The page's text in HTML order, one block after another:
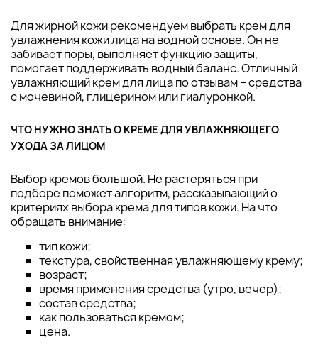
Для жирной кожи рекомендуем выбрать крем для
увлажнения кожи лица на водной основе. Он не
забивает поры, выполняет функцию защиты,
помогает поддерживать водный баланс. Отличный
увлажняющий крем для лица по отзывам – средства
с мочевиной, глицерином или гиалуронкой.
ЧТО НУЖНО ЗНАТЬ О КРЕМЕ ДЛЯ УВЛАЖНЯЮЩЕГО
УХОДА ЗА ЛИЦОМ
Выбор кремов большой. Не растеряться при
подборе поможет алгоритм, рассказывающий о
критериях выбора крема для типов кожи. На что
обращать внимание:
тип кожи;
текстура, свойственная увлажняющему крему;
возраст;
время применения средства (утро, вечер);
состав средства;
как пользоваться кремом;
цена.